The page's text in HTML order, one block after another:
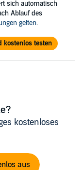
sich automatisch
Ablauf des
gelten.
kostenlos testen
kostenloses
aus